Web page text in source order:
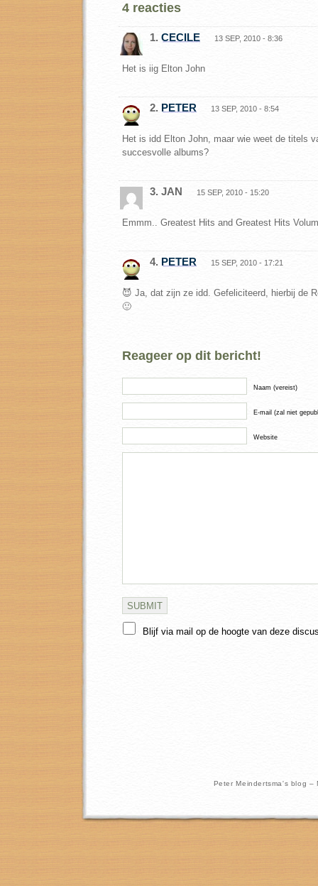
4 reacties
1. CECILE 13 SEP, 2010 - 8:36
Het is iig Elton John
2. PETER 13 SEP, 2010 - 8:54
Het is idd Elton John, maar wie weet de titels
succesvolle albums?
3. JAN 15 SEP, 2010 - 15:20
Emmm.. Greatest Hits and Greatest Hits
4. PETER 15 SEP, 2010 - 17:21
😈 Ja, dat zijn ze idd. Gefeliciteerd, hierbij de
🙂
Reageer op dit bericht!
Naam (vereist)
E-mail (zal niet
Website
Blijf via mail op de hoogte van deze
Peter Meindertsma's blog